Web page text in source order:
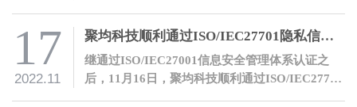
17
2022.11
聚均科技顺利通过ISO/IEC27701隐私信息管理体系认证
继通过ISO/IEC27001信息安全管理体系认证之
后，11月16日，聚均科技顺利通过ISO/IEC27701